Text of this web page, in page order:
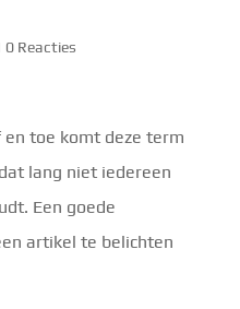
0 Reacties
en toe komt deze term
lang niet iedereen
Een goede
artikel te belichten